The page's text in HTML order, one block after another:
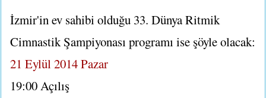
İzmir'in ev sahibi olduğu 33. Dünya Ritmik
Cimnastik Şampiyonası programı ise şöyle olacak:
21 Eylül 2014 Pazar
19:00 Açılış